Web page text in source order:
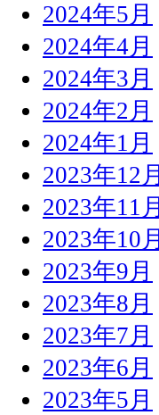
2024年5月
2024年4月
2024年3月
2024年2月
2024年1月
2023年12月
2023年11月
2023年10月
2023年9月
2023年8月
2023年7月
2023年6月
2023年5月